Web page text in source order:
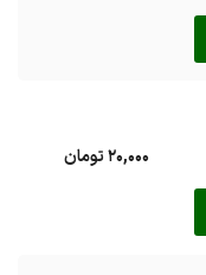
20,000 تومان